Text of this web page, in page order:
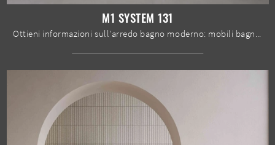
M1 SYSTEM 131
Ottieni informazioni sull'arredo bagno moderno: mobili bagno a terra in melaminico come il modello M1 System 131 di Baxar ti attendono.